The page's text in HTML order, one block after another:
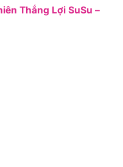
Thắng Lợi SuSu –